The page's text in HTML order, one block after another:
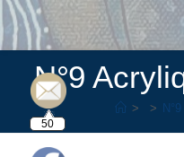
N°9
> >
50